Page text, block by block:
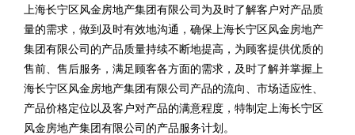
上海长宁区风金房地产集团有限公司为及时了解客户对产品质
量的需求，做到及时有效地沟通，确保上海长宁区风金房地产
集团有限公司的产品质量持续不断地提高，为顾客提供优质的
售前、售后服务，满足顾客各方面的需求，及时了解并掌握上
海长宁区风金房地产集团有限公司产品的流向、市场适应性、
产品价格定位以及客户对产品的满意程度，特制定上海长宁区
风金房地产集团有限公司的产品服务计划。